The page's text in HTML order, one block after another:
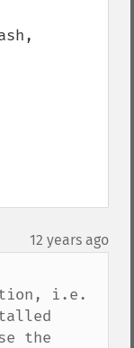
12 years ago
i.e.
the